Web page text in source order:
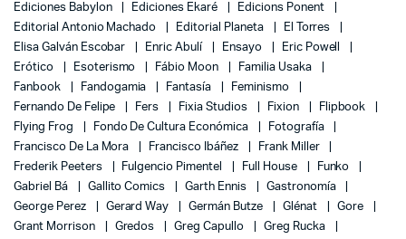
Ediciones Babylon
Ediciones Ekaré
Edicions Ponent
Editorial Antonio Machado
Editorial Planeta
El Torres
Elisa Galván Escobar
Enric Abulí Ensayo
Eric Powell
Erótico
Esoterismo Fábio Moon
Familia Usaka
Fanbook
Fandogamia Fantasía
Feminismo
Fernando De Felipe
Fers Fixia Studios Fixion
Flipbook
Flying Frog
Fondo De Cultura Económica
Fotografía
Francisco De La Mora
Francisco Ibáñez
Frank Miller
Frederik Peeters
Fulgencio Pimentel Full House
Funko
Gabriel Bá
Gallito Comics Garth Ennis
Gastronomía
George Perez
Gerard Way Germán Butze Glénat
Gore
Grant Morrison
Gredos Greg Capullo
Greg Rucka